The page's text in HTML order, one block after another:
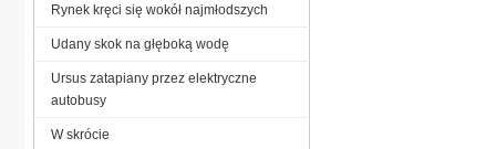
Rynek kręci się wokół najmłodszych
Udany skok na głęboką wodę
Ursus zatapiany przez elektryczne
autobusy
W skrócie